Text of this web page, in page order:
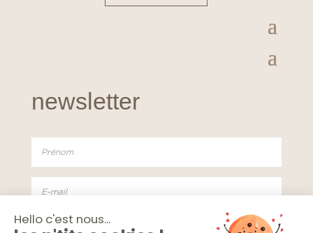
newsletter
J'accepte de recevoir la Newsletter de Studio